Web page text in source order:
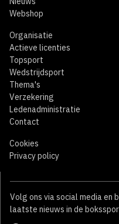
Webshop
Organisatie
Actieve licenties
Topsport
Wedstrijdsport
Thema's
Verzekering
Ledenadministratie
Contact
Cookies
Privacy policy
Volg ons via social media en
laatste nieuws in de